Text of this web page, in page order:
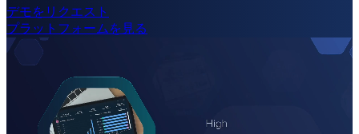
デモをリクエスト
プラットフォームを見る